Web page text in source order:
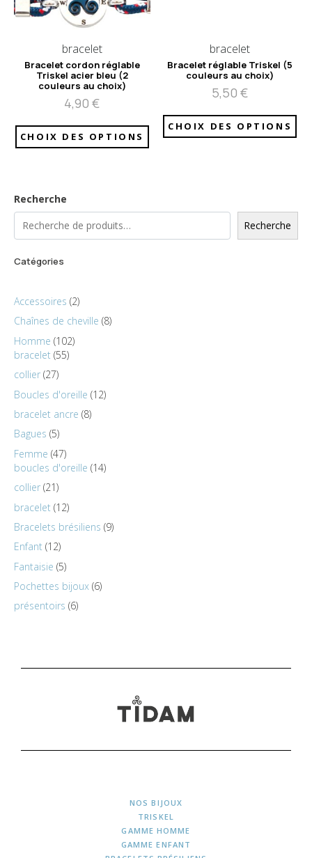
bracelet
Bracelet cordon réglable
Triskel acier bleu (2
couleurs au choix)
4,90€
CHOIX DES OPTIONS
bracelet
Bracelet réglable Triskel (5
couleurs au choix)
5,50€
CHOIX DES OPTIONS
Recherche
Recherche
Catégories
Accessoires 2
Chaînes de cheville 8
Homme 102
bracelet 55
collier 27
Boucles d'oreille 12
bracelet ancre 8
Bagues 5
Femme 47
boucles d'oreille 14
collier 21
bracelet 12
Bracelets brésiliens 9
Enfant 12
Fantaisie 5
Pochettes bijoux 6
présentoirs 6
NOS BIJOUX
TRISKEL
GAMME HOMME
GAMME ENFANT